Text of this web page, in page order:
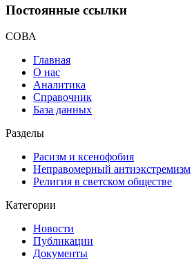
Постоянные ссылки
СОВА
Главная
О нас
Аналитика
Справочник
База данных
Разделы
Расизм и ксенофобия
Неправомерный антиэкстремизм
Религия в светском обществе
Категории
Новости
Публикации
Документы